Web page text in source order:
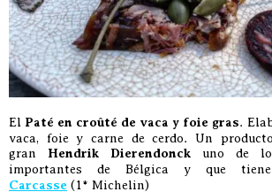
El Paté en croûté de vaca y foie gras.
vaca, foie y carne de cerdo. Un
gran Hendrik Dierendonck uno de
importantes de Bélgica y que
Carcasse (1* Michelin)